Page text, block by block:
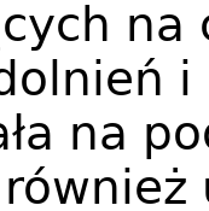
na